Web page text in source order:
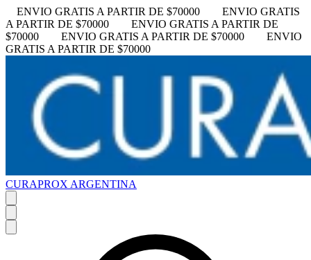
ENVIO GRATIS A PARTIR DE $70000
ENVIO GRATIS
A PARTIR DE $70000
ENVIO GRATIS A PARTIR DE
$70000
ENVIO GRATIS A PARTIR DE $70000
ENVIO
GRATIS A PARTIR DE $70000
CURAPROX ARGENTINA